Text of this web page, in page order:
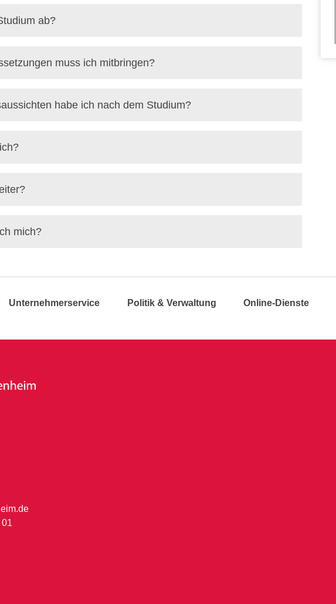
ab?
muss ich mitbringen?
habe ich nach dem Studium?
mich?
Unternehmerservice Politik & Verwaltung Online-Dienste